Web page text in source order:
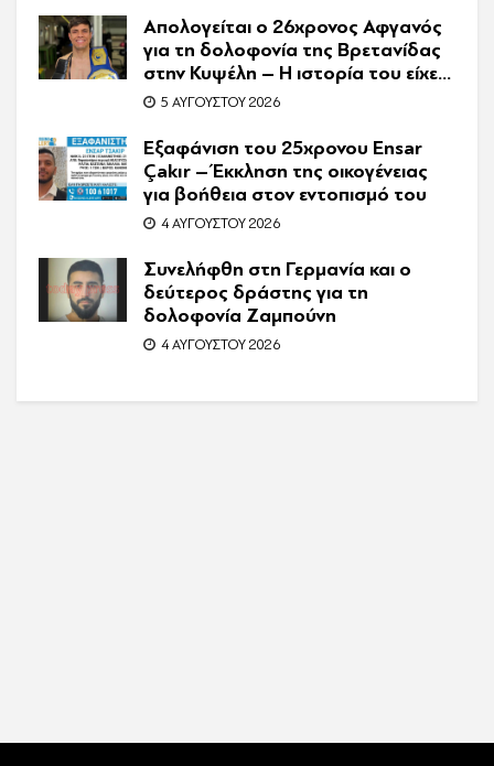
Απολογείται ο 26χρονος Αφγανός
για τη δολοφονία της Βρετανίδας
στην Κυψέλη – Η ιστορία του είχε
γίνει ντοκιμαντέρ
5 ΑΥΓΟΎΣΤΟΥ 2026
Εξαφάνιση του 25χρονου Ensar
Çakır – Έκκληση της οικογένειας
για βοήθεια στον εντοπισμό του
4 ΑΥΓΟΎΣΤΟΥ 2026
Συνελήφθη στη Γερμανία και ο
δεύτερος δράστης για τη
δολοφονία Ζαμπούνη
4 ΑΥΓΟΎΣΤΟΥ 2026